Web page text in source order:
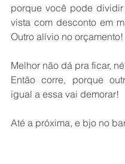
porque você pode
vista com desconto em
Outro alívio no orçamento!
Melhor não dá pra ficar,
Então corre, porque
igual a essa vai demorar!
Até a próxima, e bjo no